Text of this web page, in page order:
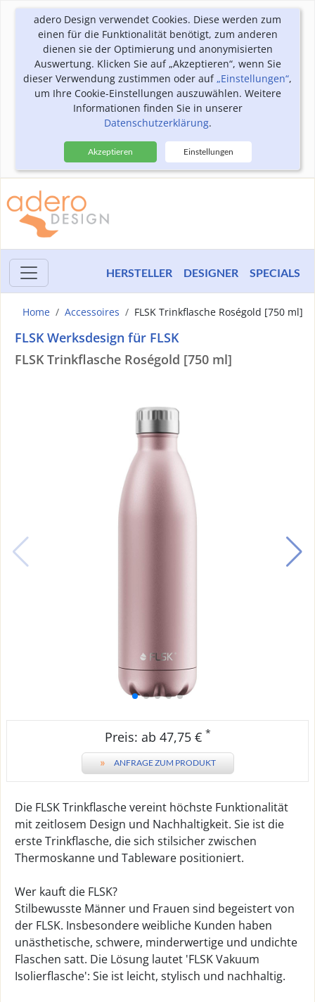
adero Design verwendet Cookies. Diese werden zum
einen für die Funktionalität benötigt, zum anderen
dienen sie der Optimierung und anonymisierten
Auswertung. Klicken Sie auf „Akzeptieren“, wenn Sie
dieser Verwendung zustimmen oder auf„Einstellungen“,
um Ihre Cookie-Einstellungen auszuwählen. Weitere
Informationen finden Sie in unserer
Datenschutzerklärung.
Akzeptieren Einstellungen
HERSTELLER DESIGNER SPECIALS
Home Accessoires FLSK Trinkflasche Roségold [750 ml]
FLSK Werksdesign für FLSK
FLSK Trinkflasche Roségold [750 ml]
Preis: ab 47,75 € *
» ANFRAGE ZUM PRODUKT
Die FLSK Trinkflasche vereint höchste Funktionalität
mit zeitlosem Design und Nachhaltigkeit. Sie ist die
erste Trinkflasche, die sich stilsicher zwischen
Thermoskanne und Tableware positioniert.
Wer kauft die FLSK?
Stilbewusste Männer und Frauen sind begeistert von
der FLSK. Insbesondere weibliche Kunden haben
unästhetische, schwere, minderwertige und undichte
Flaschen satt. Die Lösung lautet 'FLSK Vakuum
Isolierflasche': Sie ist leicht, stylisch und nachhaltig.